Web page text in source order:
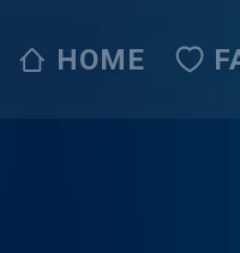
HOME